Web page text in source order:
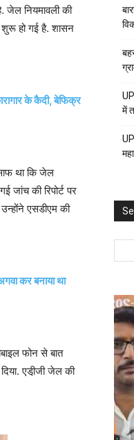
जेल नियमावली की
शुरू हो गई है. शासन
के कैदी, बेफिक्र
साफ था कि जेल
जांच की रिपोर्ट पर
एसडीएम की
कर बनाया था
फोन से बात
एडी़जी जेल की
में